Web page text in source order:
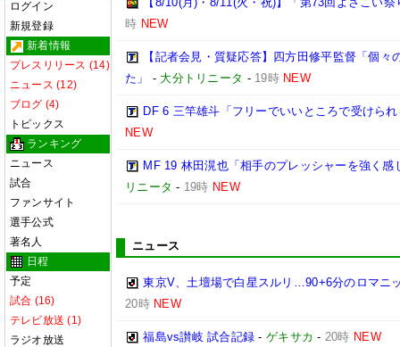
ログイン
新規登録
新着情報
プレスリリース (14)
ニュース (12)
ブログ (4)
トピックス
ランキング
ニュース
試合
ファンサイト
選手公式
著名人
日程
予定
試合 (16)
テレビ放送 (1)
ラジオ放送
時 NEW
【記者会見・質疑応答】四方田修平監督「個
た」
- 大分トリニータ - 19時 NEW
DF 6 三竿雄斗「フリーでいいところで受けら
NEW
MF 19 林田滉也「相手のプレッシャーを強く
リニータ - 19時 NEW
ニュース
東京V、土壇場で白星スルリ…90+6分のロマニ
20時 NEW
福島vs讃岐 試合記録 -ゲキサカ - 20時 NEW